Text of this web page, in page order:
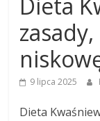
Dieta
9 lipca 2025
Dieta